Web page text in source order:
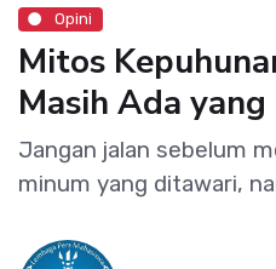
Opini
Mitos
Masih Ada yang
Jangan jalan sebelum
minum yang ditawari,